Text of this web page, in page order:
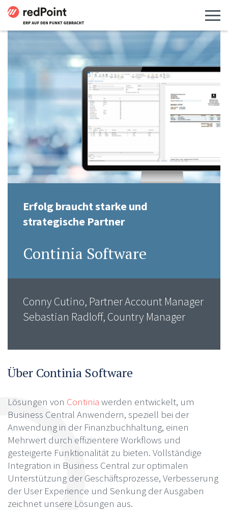
Erfolg braucht starke und
strategische Partner
Continia Software
Conny Cutino, Partner Account Manager
Sebastian Radloff, Country Manager
Über Continia Software
Lösungen von Continia werden entwickelt, um
Business Central Anwendern, speziell bei der
Anwendung in der Finanzbuchhaltung, einen
Mehrwert durch effizientere Workflows und
gesteigerte Funktionalität zu bieten. Vollständige
Integration in Business Central zur optimalen
Unterstützung der Geschäftsprozesse, Verbesserung
der User Experience und Senkung der Ausgaben
zeichnet unsere Lösungen aus.